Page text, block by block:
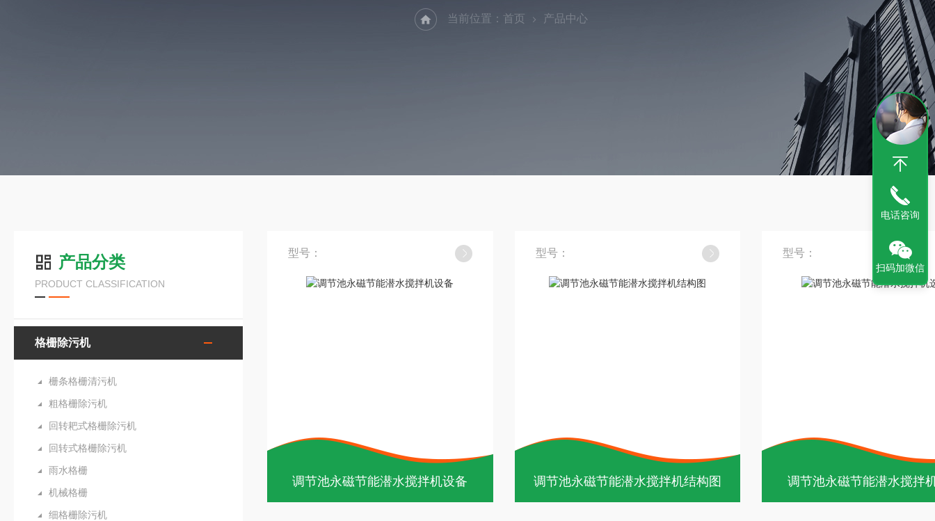
当前位置： 首页 产品中心
产品分类
PRODUCT CLASSIFICATION
格栅除污机
栅条格栅清污机
粗格栅除污机
回转耙式格栅除污机
回转式格栅除污机
雨水格栅
机械格栅
细格栅除污机
型号：
调节池永磁节能潜水搅拌机设备
型号：
调节池永磁节能潜水搅拌机结构图
型号：
调节池永磁节能潜水搅拌
电话咨询
扫码加微信